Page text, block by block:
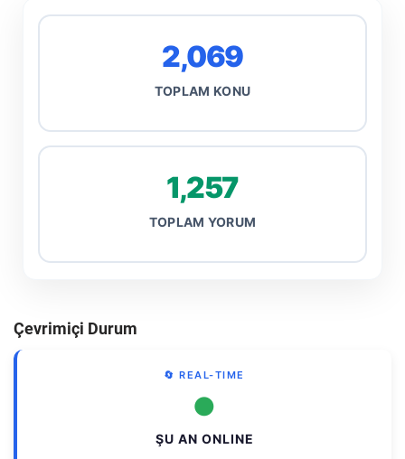
2,069
TOPLAM KONU
1,257
TOPLAM YORUM
Çevrimiçi Durum
🔄 REAL-TIME
●
ŞU AN ONLINE